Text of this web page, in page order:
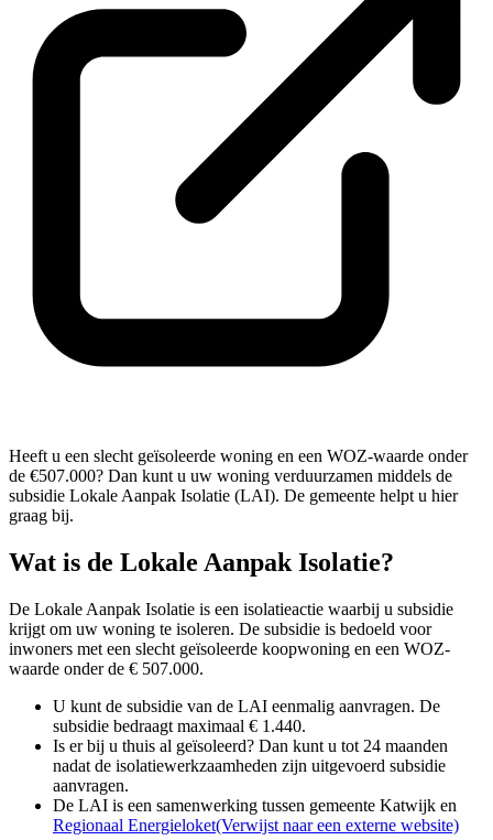
Heeft u een slecht geïsoleerde woning en een WOZ-waarde onder
de €507.000? Dan kunt u uw woning verduurzamen middels de
subsidie Lokale Aanpak Isolatie (LAI). De gemeente helpt u hier
graag bij.
Wat is de Lokale Aanpak Isolatie?
De Lokale Aanpak Isolatie is een isolatieactie waarbij u subsidie
krijgt om uw woning te isoleren. De subsidie is bedoeld voor
inwoners met een slecht geïsoleerde koopwoning en een WOZ-
waarde onder de € 507.000.
U kunt de subsidie van de LAI eenmalig aanvragen. De
subsidie bedraagt maximaal € 1.440.
Is er bij u thuis al geïsoleerd? Dan kunt u tot 24 maanden
nadat de isolatiewerkzaamheden zijn uitgevoerd subsidie
aanvragen.
De LAI is een samenwerking tussen gemeente Katwijk en
Regionaal Energieloket(Verwijst naar een externe website)